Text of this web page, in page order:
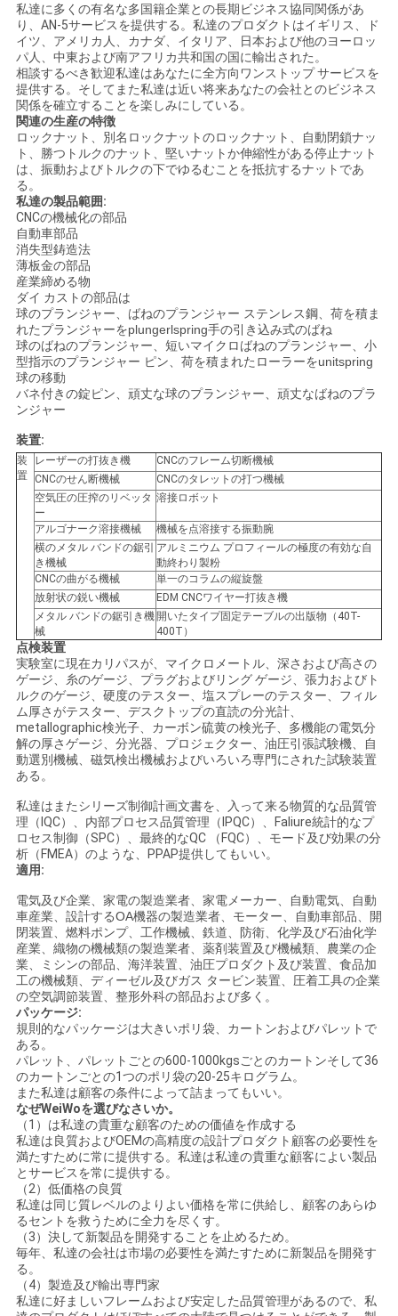
私達に多くの有名な多国籍企業との長期ビジネス協同関係があ
り、AN-5サービスを提供する。私達のプロダクトはイギリス、ド
イツ、アメリカ人、カナダ、イタリア、日本および他のヨーロッ
パ人、中東および南アフリカ共和国の国に輸出された。
相談するべき歓迎私達はあなたに全方向ワンストップ サービスを
提供する。そしてまた私達は近い将来あなたの会社とのビジネス
関係を確立することを楽しみにしている。
関連の生産の特徴
ロックナット、別名ロックナットのロックナット、自動閉鎖ナッ
ト、勝つトルクのナット、堅いナットか伸縮性がある停止ナット
は、振動およびトルクの下でゆるむことを抵抗するナットであ
る。
私達の製品範囲:
CNCの機械化の部品
自動車部品
消失型鋳造法
薄板金の部品
産業締める物
ダイ カストの部品は
球のプランジャー、ばねのプランジャー ステンレス鋼、荷を積ま
れたプランジャーをplungerlspring手の引き込み式のばね
球のばねのプランジャー、短いマイクロばねのプランジャー、小
型指示のプランジャー ピン、荷を積まれたローラーをunitspring
球の移動
バネ付きの錠ピン、頑丈な球のプランジャー、頑丈なばねのプラ
ンジャー
装置:
装
置
レーザーの打抜き機
CNCのフレーム切断機械
CNCのせん断機械
CNCのタレットの打つ機械
空気圧の圧搾のリベッタ
ー
溶接ロボット
アルゴナーク溶接機械
機械を点溶接する振動腕
横のメタル バンドの鋸引
き機械
アルミニウム プロフィールの極度の有効な自
動終わり製粉
CNCの曲がる機械
単一のコラムの縦旋盤
放射状の鋭い機械
EDM CNCワイヤー打抜き機
メタル バンドの鋸引き機
械
開いたタイプ固定テーブルの出版物（40T-
400T）
点検装置
実験室に現在カリパスが、マイクロメートル、深さおよび高さの
ゲージ、糸のゲージ、プラグおよびリング ゲージ、張力およびト
ルクのゲージ、硬度のテスター、塩スプレーのテスター、フィル
ム厚さがテスター、デスクトップの直読の分光計、
metallographic検光子、カーボン硫黄の検光子、多機能の電気分
解の厚さゲージ、分光器、プロジェクター、油圧引張試験機、自
動選別機械、磁気検出機械およびいろいろ専門にされた試験装置
ある。
私達はまたシリーズ制御計画文書を、入って来る物質的な品質管
理（IQC）、内部プロセス品質管理（IPQC）、Faliure統計的なプ
ロセス制御（SPC）、最終的なQC （FQC）、モード及び効果の分
析（FMEA）のような、PPAP提供してもいい。
適用:
電気及び企業、家電の製造業者、家電メーカー、自動電気、自動
車産業、設計するOA機器の製造業者、モーター、自動車部品、開
閉装置、燃料ポンプ、工作機械、鉄道、防衛、化学及び石油化学
産業、織物の機械類の製造業者、薬剤装置及び機械類、農業の企
業、ミシンの部品、海洋装置、油圧プロダクト及び装置、食品加
工の機械類、ディーゼル及びガス タービン装置、圧着工具の企業
の空気調節装置、整形外科の部品および多く。
パッケージ:
規則的なパッケージは大きいポリ袋、カートンおよびパレットで
ある。
パレット、パレットごとの600-1000kgsごとのカートンそして36
のカートンごとの1つのポリ袋の20-25キログラム。
また私達は顧客の条件によって詰まってもいい。
なぜWeiWoを選びなさいか。
（1）は私達の貴重な顧客のための価値を作成する
私達は良質およびOEMの高精度の設計プロダクト顧客の必要性を
満たすために常に提供する。私達は私達の貴重な顧客によい製品
とサービスを常に提供する。
（2）低価格の良質
私達は同じ質レベルのよりよい価格を常に供給し、顧客のあらゆ
るセントを救うために全力を尽くす。
（3）決して新製品を開発することを止めるため。
毎年、私達の会社は市場の必要性を満たすために新製品を開発す
る。
（4）製造及び輸出専門家
私達に好ましいフレームおよび安定した品質管理があるので、私